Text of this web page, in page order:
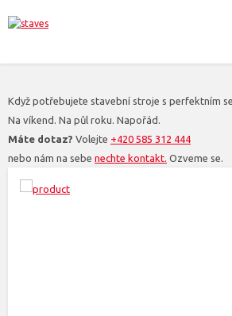
Když potřebujete stavební stroje s perfektním
Na víkend. Na půl roku. Napořád.
Máte dotaz? Volejte +420 585 312 444
nebo nám na sebe nechte kontakt. Ozveme se.